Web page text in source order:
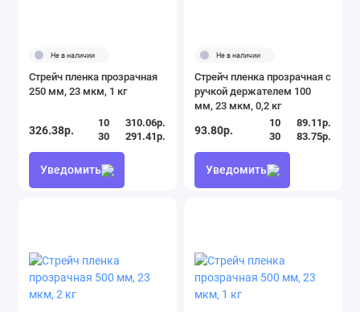
Не в наличии
Стрейч пленка прозрачная
250 мм, 23 мкм, 1 кг
326.38р.
10
310.06р.
30
291.41р.
Уведомить
Не в наличии
Стрейч пленка прозрачная с
ручкой держателем 100
мм, 23 мкм, 0,2 кг
93.80р.
10
89.11р.
30
83.75р.
Уведомить